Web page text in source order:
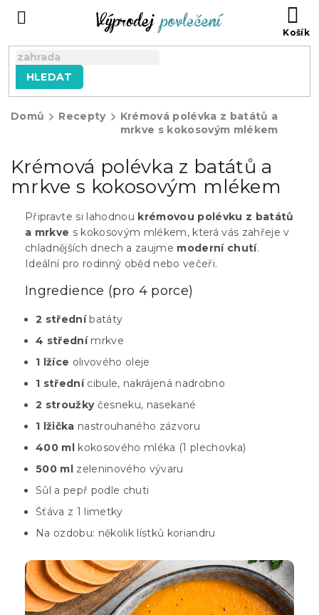
HLEDAT
Domů Recepty
Krémová polévka z batátů a
mrkve s kokosovým mlékem
Krémová polévka z batátů a
mrkve s kokosovým mlékem
Připravte si lahodnou krémovou polévku z batátů
a mrkve s kokosovým mlékem, která vás zahřeje v
chladnějších dnech a zaujme moderní chutí.
Ideální pro rodinný oběd nebo večeři.
Ingredience (pro 4 porce)
2 středníbatáty
4 střednímrkve
1 lžíce olivového oleje
1 střednícibule, nakrájená nadrobno
2 stroužkyčesneku, nasekané
1 lžička nastrouhaného zázvoru
400 ml kokosového mléka (1 plechovka)
500 ml zeleninového vývaru
Sůl a pepř podle chuti
Šťáva z 1 limetky
Na ozdobu: několik lístků koriandru